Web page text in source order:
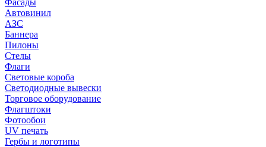
Автовинил
АЗС
Баннера
Пилоны
Стелы
Флаги
Световые короба
Светодиодные вывески
Торговое оборудование
Флагштоки
Фотообои
UV печать
Гербы и логотипы